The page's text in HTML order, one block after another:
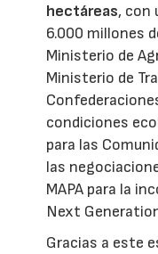
hectáreas, con
6.000 millones
Ministerio de
Ministerio de
condiciones
para las
las
MAPA para la
Next
Gracias a este